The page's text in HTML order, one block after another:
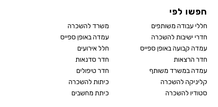
חפשו לפי
חללי עבודה משותפים
משרד להשכרה
חדרי ישיבות להשכרה
עמדה באופן ספייס
עמדה קבועה באופן ספייס
חלל אירועים
חדר הרצאות
חדר סדנאות
עמדה במשרד משותף
חדר טיפולים
קליניקה להשכרה
כיתות להשכרה
סטודיו להשכרה
כיתת מחשבים